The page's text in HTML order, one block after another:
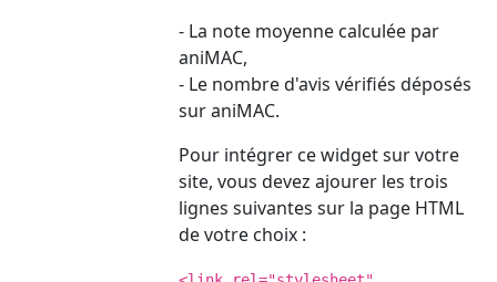
- La note moyenne calculée par
aniMAC,
- Le nombre d'avis vérifiés déposés
sur aniMAC.
Pour intégrer ce widget sur votre
site, vous devez ajourer les trois
lignes suivantes sur la page HTML
de votre choix :